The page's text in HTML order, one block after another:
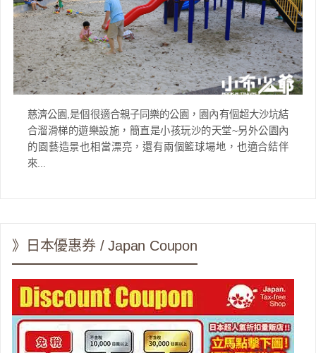
慈濟公園,是個很適合親子同樂的公園，園內有個超大沙坑結
合溜滑梯的遊樂設施，簡直是小孩玩沙的天堂~另外公園內
的園藝造景也相當漂亮，還有兩個籃球場地，也適合結伴
來...
》日本優惠券 / Japan Coupon